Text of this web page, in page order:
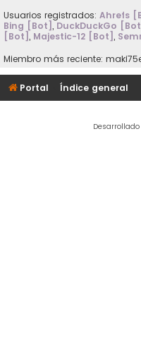
Usuarios registrados: Ahrefs
Bing [Bot], DuckDuckGo
[Bot], Majestic-12 [Bot],
Miembro más reciente:
Portal Índice general